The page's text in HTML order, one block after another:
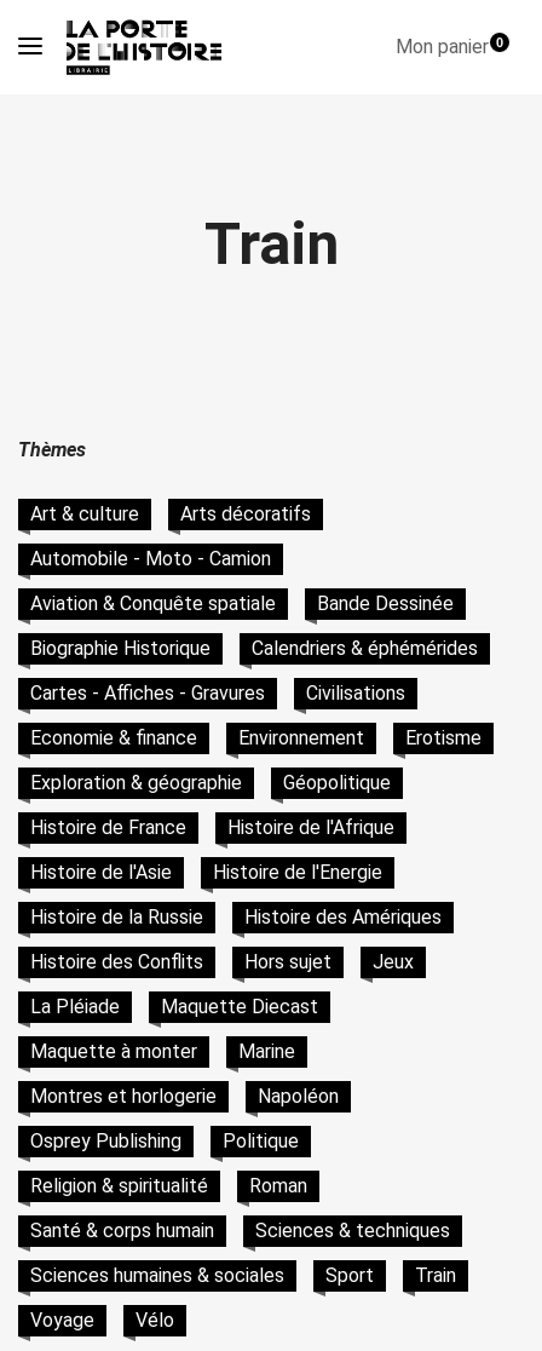
Mon panier0
Train
Thèmes
Art & culture
Arts décoratifs
Automobile - Moto - Camion
Aviation & Conquête spatiale
Bande Dessinée
Biographie Historique
Calendriers & éphémérides
Cartes - Affiches - Gravures
Civilisations
Economie & finance
Environnement
Erotisme
Exploration & géographie
Géopolitique
Histoire de France
Histoire de l'Afrique
Histoire de l'Asie
Histoire de l'Energie
Histoire de la Russie
Histoire des Amériques
Histoire des Conflits
Hors sujet
Jeux
La Pléiade
Maquette Diecast
Maquette à monter
Marine
Montres et horlogerie
Napoléon
Osprey Publishing
Politique
Religion & spiritualité
Roman
Santé & corps humain
Sciences & techniques
Sciences humaines & sociales
Sport
Train
Voyage
Vélo